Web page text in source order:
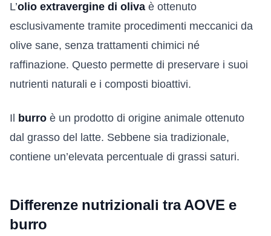
L’olio extravergine di oliva è ottenuto
esclusivamente tramite procedimenti meccanici da
olive sane, senza trattamenti chimici né
raffinazione. Questo permette di preservare i suoi
nutrienti naturali e i composti bioattivi.
Il burro è un prodotto di origine animale ottenuto
dal grasso del latte. Sebbene sia tradizionale,
contiene un’elevata percentuale di grassi saturi.
Differenze nutrizionali tra AOVE e
burro